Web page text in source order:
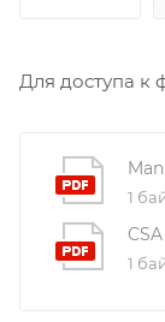
Для доступа к
1
1